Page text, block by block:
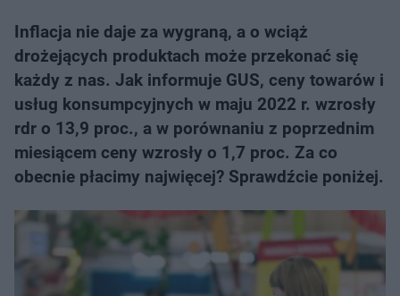
Inflacja nie daje za wygraną, a o wciąż
drożejących produktach może przekonać się
każdy z nas. Jak informuje GUS, ceny towarów i
usług konsumpcyjnych w maju 2022 r. wzrosły
rdr o 13,9 proc., a w porównaniu z poprzednim
miesiącem ceny wzrosły o 1,7 proc. Za co
obecnie płacimy najwięcej? Sprawdźcie poniżej.